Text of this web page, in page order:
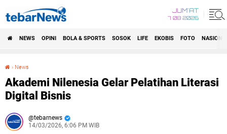
JUM'AT
7 08 2026
NEWS OPINI BOLA & SPORTS SOSOK LIFE EKOBIS FOTO
› News
Akademi Nilenesia Gelar Pelatihan Literasi
Digital Bisnis
tebarnews
14/03/2026, 6:06 PM WIB